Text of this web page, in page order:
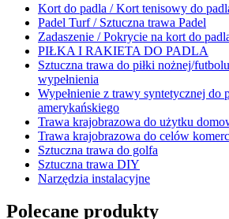
Kort do padla / Kort tenisowy do
Padel Turf / Sztuczna trawa Padel
Zadaszenie / Pokrycie na kort do
PIŁKA I RAKIETA DO PADLA
Sztuczna trawa do piłki nożnej/
wypełnienia
Wypełnienie z trawy syntetycznej do
amerykańskiego
Trawa krajobrazowa do użytku
Trawa krajobrazowa do celów
Sztuczna trawa do golfa
Sztuczna trawa DIY
Narzędzia instalacyjne
Polecane produkty